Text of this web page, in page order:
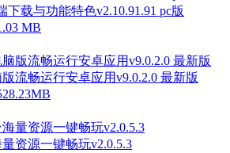
下载与功能特色v2.10.91.91 pc版
MB
流畅运行安卓应用v9.0.2.0 最新版
资源一键畅玩v2.0.5.3